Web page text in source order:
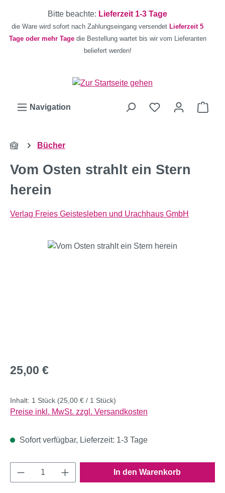
Zum Hauptinhalt springen
Bitte beachte: Lieferzeit 1-3 Tage
die Ware wird sofort nach Zahlungseingang versendet Lieferzeit 5
Tage oder mehr Tage die Bestellung wartet bis wir vom Lieferanten
beliefert werden!
Navigation
Bücher
Vom Osten strahlt ein Stern
herein
Verlag Freies Geistesleben und Urachhaus GmbH
Bildergalerie überspringen
Regulärer Preis:
25,00 €
Inhalt: 1 Stück (25,00 € / 1 Stück)
Preise inkl. MwSt. zzgl. Versandkosten
Sofort verfügbar, Lieferzeit: 1-3 Tage
Produkt Anzahl: Gib den gewünschten
In den Warenkorb